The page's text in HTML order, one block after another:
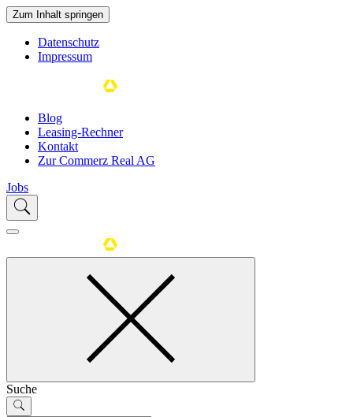
Zum Inhalt springen
Datenschutz
Impressum
Blog
Leasing-Rechner
Kontakt
Zur Commerz Real AG
Jobs
Suche